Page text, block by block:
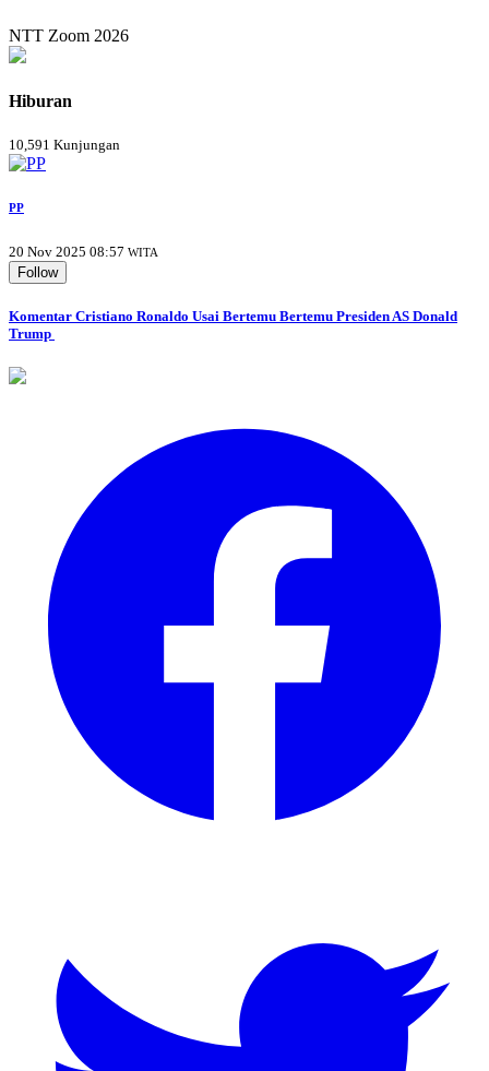
NTT Zoom 2026
Hiburan
10,591 Kunjungan
PP
20 Nov 2025 08:57 WITA
Follow
Komentar Cristiano Ronaldo Usai Bertemu Bertemu Presiden AS Donald
Trump